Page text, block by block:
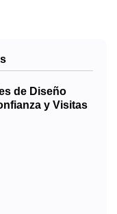
de Diseño
y Visitas